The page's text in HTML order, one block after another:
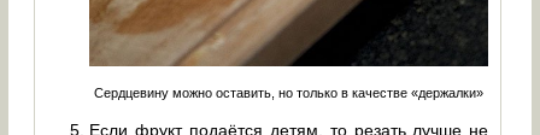
Сердцевину можно оставить, но только в качестве «держалки»
Если фрукт подаётся детям, то резать лучше не